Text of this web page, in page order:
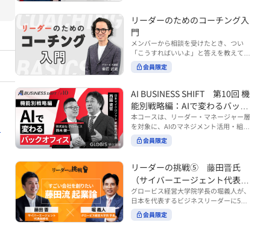
のリーダーシップや組織変革を中心に学
ぶコース ・機能別戦略編（第8回〜12
回）：AI時代における機能別での戦略の
あり方を中心に学ぶコース より実践的な
AIツールの活用法について学びたい方は
『AI WORK SHIFTシリーズ』をご視聴く
3%BC%E3%82%AF%E3%82%B7%E3%
83%95%E3%83%88 ※本コースは、AIの
マネジメント活用を学ぶ「AIビジネスシ
フト」シリーズの一環として提供してい
ます。 ※本動画は、制作時点の情報に基
づき作成したものです（2026年03月制
し、自身のリーダーシップを発揮できる
ようになっていきます。 ※本動画は、制
作時点の情報に基づき作成したものです
（2024年12月制作）
ーマは、「Being（ありたい自分）」を
中心に据え、自ら考え（Think）、変化
し（Transform）、協働する（Collabor
ate）ことで、自分らしい価値を発揮し
ていくこと。 リスキリングやAI活用が叫
ばれる今こそ、スキルより先に“自分の
軸”を問うことが重要です。 あなたは何
か？ このコースは、あなたが“ありたい
自分”として生き、キャリアをデザイン
していくための思考と行動のガイドにな
ります。 ※本動画は、制作時点の情報に
基づき作成したものです（2025年11月
制作）
リーダーのためのコーチング入
門
メンバーから相談を受けたとき、つい
「こうすればいいよ」と答えを教えてし
まう。 あるいは、「自分で考えてほし
い」と思うあまり、すべて任せきりにし
つつ、自律的に仕事を進めてもらうため
にはどうすればよいのか。 こうした悩み
に直面するリーダー・マネージャーの方
は多いのではないでしょうか。 変化が激
しく、正解のない現代においては、指示
や助言にとどまらず、メンバーの思考を
引き出し、自律的な行動を促す「コーチ
す。 本コースでは、基礎的なコーチング
の考え方を押さえたうえで、実際の職場
で起こりがちな事例をもとに、相手の思
考と行動を引き出す関わり方を学びま
す。 また、代表的なコーチングのフレー
ムワークである「GROWモデル」を取り
会員限定
AI BUSINESS SHIFT 第10回 機
能別戦略編：AIで変わるバック
オフィス
本コースは、リーダー・マネージャー層
を対象に、AIのマネジメント活用・組織
活用を体系的に学ぶ 『AI BUSINESS SHI
FTシリーズ（全12回）』の第10回で
バックオフィス」では、人事・総務・労
務・経理・情報システムなどのバックオ
フィス領域において、定型業務の自動化
や効率化といった現場レベルのAI活用だ
けでなく、いかにして経営や戦略に貢献
する存在へと進化していくのかについて
考えを深め、学んでいきます。 ■こんな
会員限定
リーダーの挑戦⑤ 藤田晋氏
（サイバーエージェント代表取
締役）
グロービス経営大学院学長の堀義人が、
日本を代表するビジネスリーダーに5つ
の質問（能力開発／挑戦／試練／仲間／
志）を投げかけ、その人生哲学を解き明
会員限定